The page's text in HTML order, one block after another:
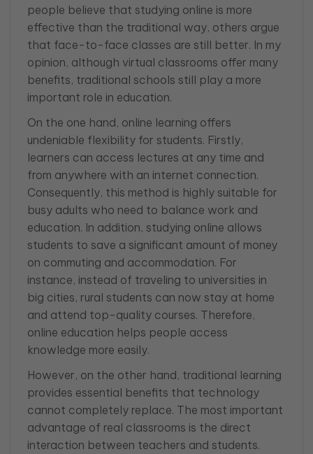
people believe that studying online is more
effective than the traditional way, others argue
that face-to-face classes are still better. In my
opinion, although virtual classrooms offer many
benefits, traditional schools still play a more
important role in education.
On the one hand, online learning offers
undeniable flexibility for students. Firstly,
learners can access lectures at any time and
from anywhere with an internet connection.
Consequently, this method is highly suitable for
busy adults who need to balance work and
education. In addition, studying online allows
students to save a significant amount of money
on commuting and accommodation. For
instance, instead of traveling to universities in
big cities, rural students can now stay at home
and attend top-quality courses. Therefore,
online education helps people access
knowledge more easily.
However, on the other hand, traditional learning
provides essential benefits that technology
cannot completely replace. The most important
advantage of real classrooms is the direct
interaction between teachers and students.